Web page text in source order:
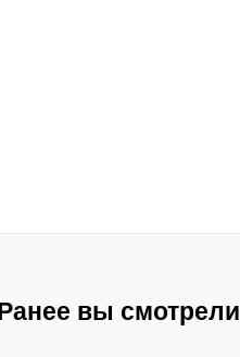
Ранее вы смотрели